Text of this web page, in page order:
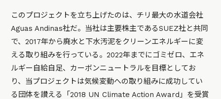
このプロジェクトを立ち上げたのは、チリ最大の水道会社
Aguas Andinas社だ。当社は主要株主であるSUEZ社と共同
で、2017年から廃水と下水汚泥をクリーンエネルギーに変
える取り組みを行っている。2022年までにゴミゼロ、エネ
ルギー自給自足、カーボンニュートラルを目標としてお
り、当プロジェクトは気候変動への取り組みに成功してい
る団体を讃える「2018 UN Climate Action Award」を受賞